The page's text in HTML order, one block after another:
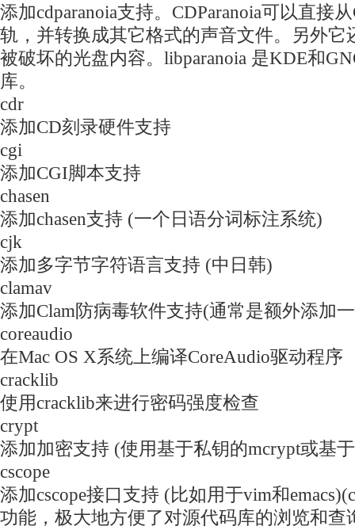
添加cdparanoia支持。CDParanoia可以直接
轨，并转换成其它格式的声音文件。另外它
被破坏的光盘内容。libparanoia 是KDE和
库。
cdr
添加CD刻录硬件支持
cgi
添加CGI脚本支持
chasen
添加chasen支持 (一个日语分词标注系统)
cjk
添加多字节字符语言支持 (中日韩)
clamav
添加Clam防病毒软件支持(通常是额外添加
coreaudio
在Mac OS X系统上编译CoreAudio驱动程序
cracklib
使用cracklib来进行密码强度检查
crypt
添加加密支持 (使用基于私钥的mcrypt或基
cscope
添加cscope接口支持 (比如用于vim和
功能，极大地方便了对源代码库的浏览和查